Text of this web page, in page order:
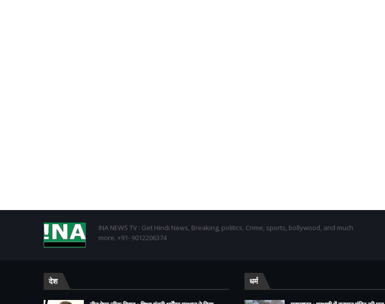
INA NEWS TV : Get Hindi News, Breaking, politics, Crime, sports, bollywood, and much
more. +91- 9012206374
देश धर्म